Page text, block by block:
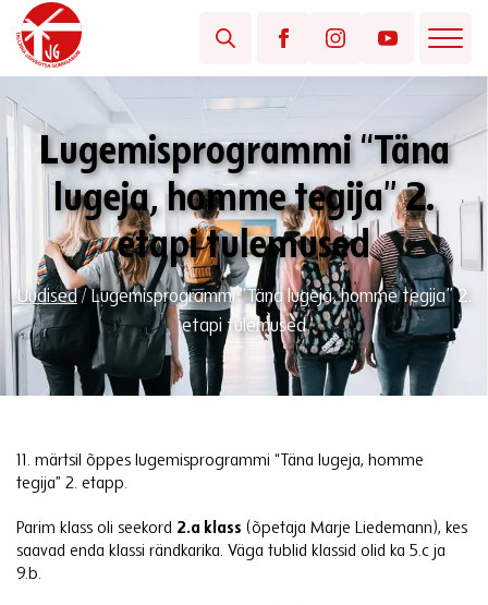
Lugemisprogrammi “Täna
lugeja, homme tegija” 2.
etapi tulemused
Uudised/Lugemisprogrammi “Täna lugeja, homme tegija” 2.
etapi tulemused
11. märtsil õppes lugemisprogrammi “Täna lugeja, homme
tegija” 2. etapp.
Parim klass oli seekord 2.a klass (õpetaja Marje Liedemann), kes
saavad enda klassi rändkarika. Väga tublid klassid olid ka 5.c ja
9.b.